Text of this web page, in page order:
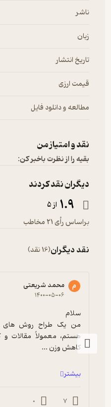
ناشر
زبان
تاریخ انتشار
قیمت ارزی
مطالعه و دانلود فایل
نقد و امتیاز من
بقیه را از نظرت باخبر کن:
دیگران نقد کردند
1.9 از 5
براساس رأی 21 مخاطب
نقد دیگران(16 نقد)
م محمد شریعتی
۱۴۰۰-۰۵-۰۶
کاهش وزن ...
بیشتر
7
0